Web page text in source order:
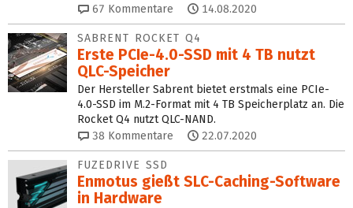
67 Kommentare 14.08.2020
SABRENT ROCKET Q4
Erste PCIe-4.0-SSD mit 4 TB nutzt
QLC-Speicher
Der Hersteller Sabrent bietet erstmals eine PCIe-
4.0-SSD im M.2-Format mit 4 TB Speicherplatz an. Die
Rocket Q4 nutzt QLC-NAND.
38 Kommentare 22.07.2020
FUZEDRIVE SSD
Enmotus gießt SLC-Caching-Software
in Hardware